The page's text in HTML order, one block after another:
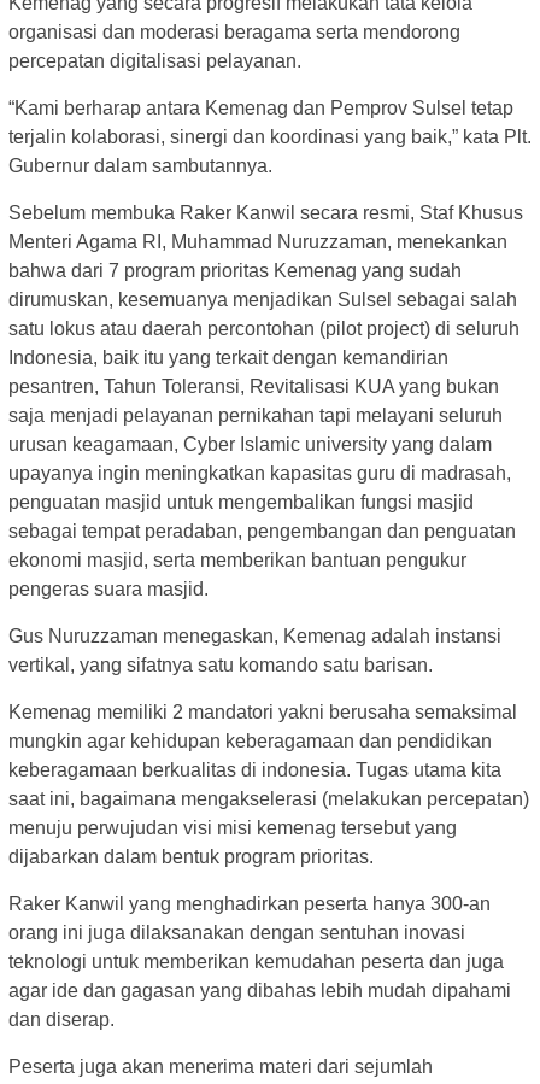
organisasi dan moderasi beragama serta mendorong
percepatan digitalisasi pelayanan.
“Kami berharap antara Kemenag dan Pemprov Sulsel tetap
terjalin kolaborasi, sinergi dan koordinasi yang baik,” kata Plt.
Gubernur dalam sambutannya.
Sebelum membuka Raker Kanwil secara resmi, Staf Khusus
Menteri Agama RI, Muhammad Nuruzzaman, menekankan
bahwa dari 7 program prioritas Kemenag yang sudah
dirumuskan, kesemuanya menjadikan Sulsel sebagai salah
satu lokus atau daerah percontohan (pilot project) di seluruh
Indonesia, baik itu yang terkait dengan kemandirian
pesantren, Tahun Toleransi, Revitalisasi KUA yang bukan
saja menjadi pelayanan pernikahan tapi melayani seluruh
urusan keagamaan, Cyber Islamic university yang dalam
upayanya ingin meningkatkan kapasitas guru di madrasah,
penguatan masjid untuk mengembalikan fungsi masjid
sebagai tempat peradaban, pengembangan dan penguatan
ekonomi masjid, serta memberikan bantuan pengukur
pengeras suara masjid.
Gus Nuruzzaman menegaskan, Kemenag adalah instansi
vertikal, yang sifatnya satu komando satu barisan.
Kemenag memiliki 2 mandatori yakni berusaha semaksimal
mungkin agar kehidupan keberagamaan dan pendidikan
keberagamaan berkualitas di indonesia. Tugas utama kita
saat ini, bagaimana mengakselerasi (melakukan percepatan)
menuju perwujudan visi misi kemenag tersebut yang
dijabarkan dalam bentuk program prioritas.
Raker Kanwil yang menghadirkan peserta hanya 300-an
orang ini juga dilaksanakan dengan sentuhan inovasi
teknologi untuk memberikan kemudahan peserta dan juga
agar ide dan gagasan yang dibahas lebih mudah dipahami
dan diserap.
Peserta juga akan menerima materi dari sejumlah